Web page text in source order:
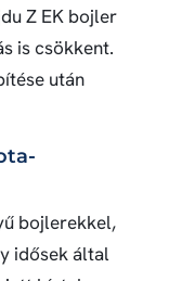
Z EK bojler
is csökkent.
után
bojlerekkel,
idősek által